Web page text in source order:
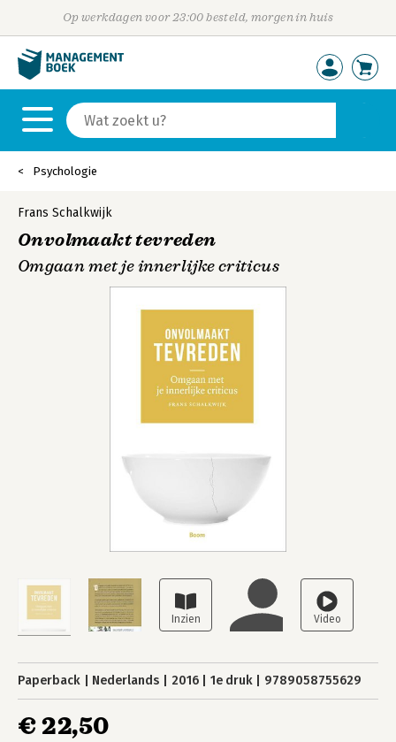
Op werkdagen voor 23:00 besteld, morgen in huis
Psychologie
Frans Schalkwijk
Onvolmaakt tevreden
Omgaan met je innerlijke criticus
Paperback Nederlands 2016 1e druk 9789058755629
€ 22,50